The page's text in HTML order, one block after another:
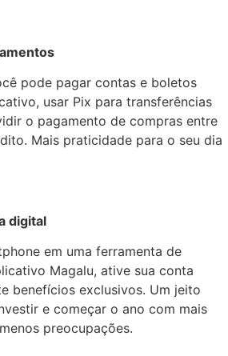
pode pagar contas e boletos
usar Pix para transferências
o pagamento de compras entre
Mais praticidade para o seu dia
digital
em uma ferramenta de
Magalu, ative sua conta
benefícios exclusivos. Um jeito
e começar o ano com mais
preocupações.